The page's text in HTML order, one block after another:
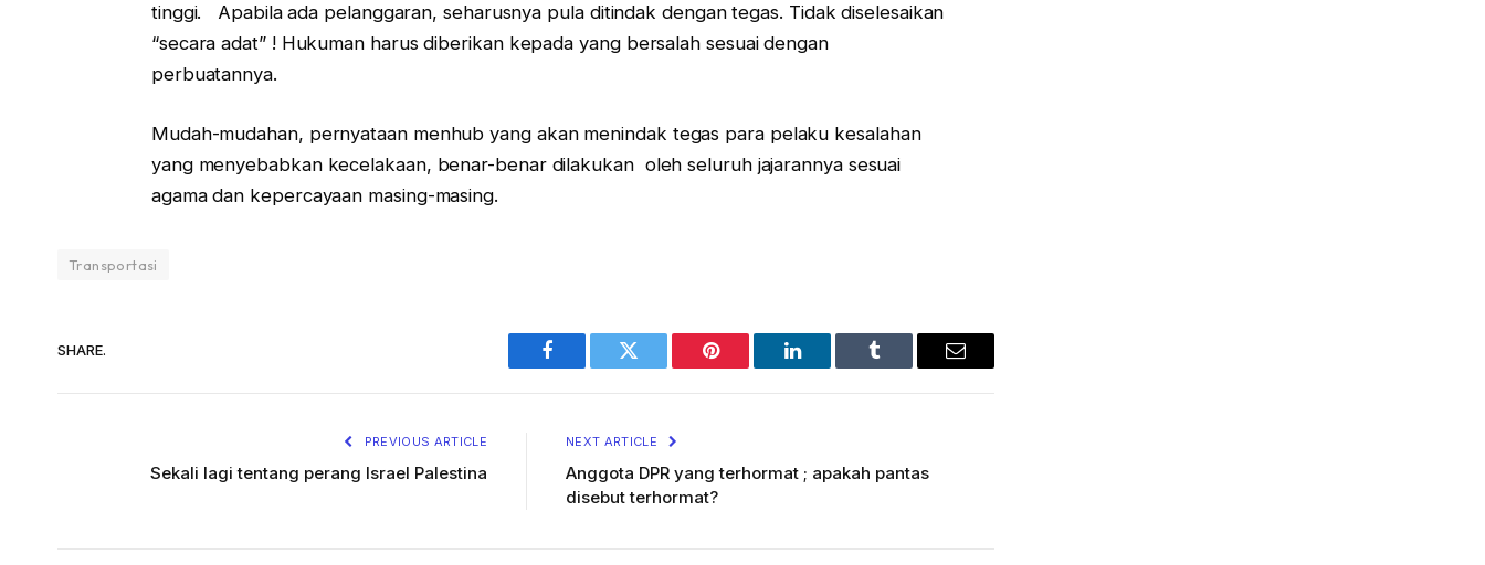
tinggi. Apabila ada pelanggaran, seharusnya pula ditindak dengan tegas. Tidak diselesaikan
“secara adat” ! Hukuman harus diberikan kepada yang bersalah sesuai dengan
perbuatannya.
Mudah-mudahan, pernyataan menhub yang akan menindak tegas para pelaku kesalahan
yang menyebabkan kecelakaan, benar-benar dilakukan oleh seluruh jajarannya sesuai
agama dan kepercayaan masing-masing.
Transportasi
SHARE.
Facebook Twitter Pinterest LinkedIn Tumblr Email
PREVIOUS ARTICLE
Sekali lagi tentang perang Israel Palestina
NEXT ARTICLE
Anggota DPR yang terhormat ; apakah pantas
disebut terhormat?